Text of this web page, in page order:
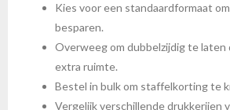
Kies voor een standaardformaat
besparen.
Overweeg om dubbelzijdig te laten
extra ruimte.
Bestel in bulk om staffelkorting te
Vergelijk verschillende drukkerijen